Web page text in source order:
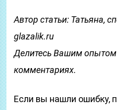
Автор статьи: Татьяна,
glazalik.ru
Делитесь Вашим
комментариях.
Если вы нашли ошибку,